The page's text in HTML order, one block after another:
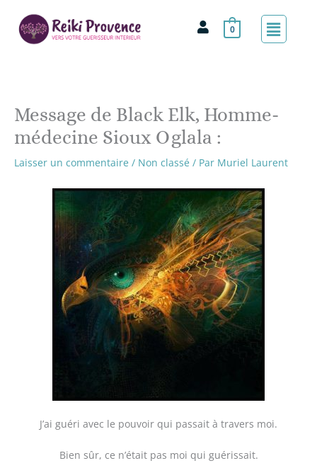
contenu
0 Menu
Message de Black Elk, Homme-
médecine Sioux Oglala :
Laisser un commentaire / Non classé / Par Muriel Laurent
J’ai guéri avec le pouvoir qui passait à travers moi.
Bien sûr, ce n’était pas moi qui guérissait.